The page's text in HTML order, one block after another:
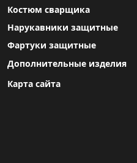
Костюм сварщика
Нарукавники защитные
Фартуки защитные
Дополнительные изделия
Карта сайта